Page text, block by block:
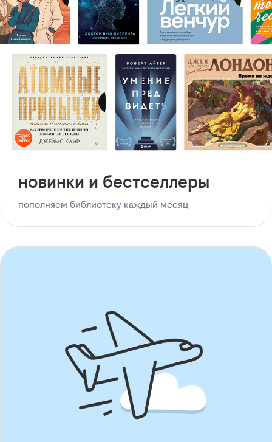
новинки и бестселлеры
пополняем библиотеку каждый месяц